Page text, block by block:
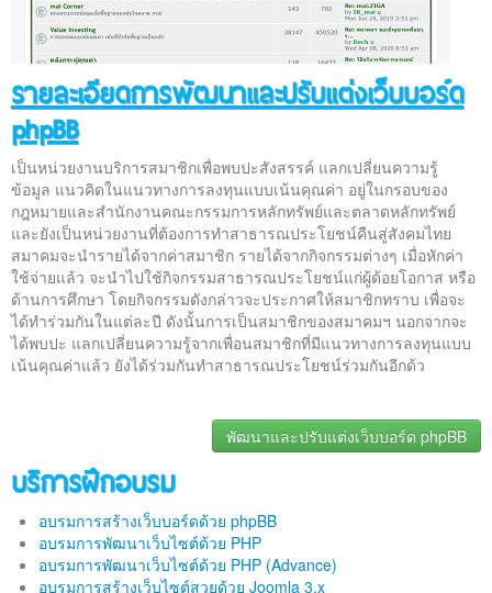
รายละเอียดการพัฒนาและปรับแต่งเว็บบอร์ด
phpBB
เป็นหน่วยงานบริการสมาชิกเพื่อพบปะสังสรรค์ แลกเปลี่ยนความรู้
ข้อมูล แนวคิดในแนวทางการลงทุนแบบเน้นคุณค่า อยู่ในกรอบของ
กฎหมายและสำนักงานคณะกรรมการหลักทรัพย์และตลาดหลักทรัพย์
และยังเป็นหน่วยงานที่ต้องการทำสาธารณประโยชน์คืนสู่สังคมไทย
สมาคมจะนำรายได้จากค่าสมาชิก รายได้จากกิจกรรมต่างๆ เมื่อหักค่า
ใช้จ่ายแล้ว จะนำไปใช้กิจกรรมสาธารณประโยชน์แก่ผู้ด้อยโอกาส หรือ
ด้านการศึกษา โดยกิจกรรมดังกล่าวจะประกาศให้สมาชิกทราบ เพื่อจะ
ได้ทำร่วมกันในแต่ละปี ดังนั้นการเป็นสมาชิกของสมาคมฯ นอกจากจะ
ได้พบปะ แลกเปลี่ยนความรู้จากเพื่อนสมาชิกที่มีแนวทางการลงทุนแบบ
เน้นคุณค่าแล้ว ยังได้ร่วมกันทำสาธารณประโยชน์ร่วมกันอีกด้ว
พัฒนาและปรับแต่งเว็บบอร์ด phpBB
บริการฝึกอบรม
อบรมการสร้างเว็บบอร์ดด้วย phpBB
อบรมการพัฒนาเว็บไซต์ด้วย PHP
อบรมการพัฒนาเว็บไซต์ด้วย PHP (Advance)
อบรมการสร้างเว็บไซต์สวยด้วย Joomla 3.x